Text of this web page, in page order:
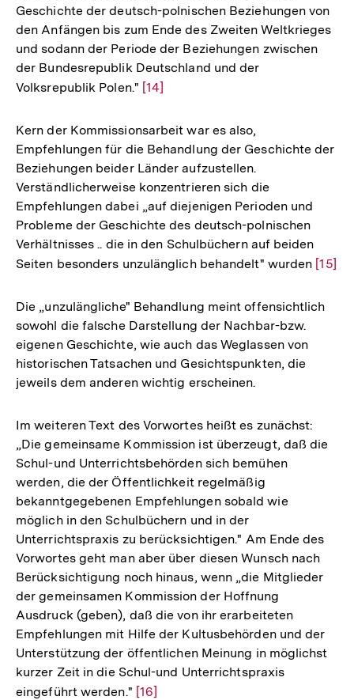
Geschichte der deutsch-polnischen Beziehungen von
den Anfängen bis zum Ende des Zweiten Weltkrieges
und sodann der Periode der Beziehungen zwischen
der Bundesrepublik Deutschland und der
Volksrepublik Polen." Zur
der
Fußnote
[14]
Kern der Kommissionsarbeit war es also,
Empfehlungen für die Behandlung der Geschichte der
Beziehungen beider Länder aufzustellen.
Verständlicherweise konzentrieren sich die
Empfehlungen dabei „auf diejenigen Perioden und
Probleme der Geschichte des deutsch-polnischen
Verhältnisses .. die in den Schulbüchern auf beiden
Seiten besonders unzulänglich behandelt" wurden Zur
der
[15]
Die „unzulängliche" Behandlung meint offensichtlich
sowohl die falsche Darstellung der Nachbar-bzw.
eigenen Geschichte, wie auch das Weglassen von
historischen Tatsachen und Gesichtspunkten, die
jeweils dem anderen wichtig erscheinen.
Im weiteren Text des Vorwortes heißt es zunächst:
„Die gemeinsame Kommission ist überzeugt, daß die
Schul-und Unterrichtsbehörden sich bemühen
werden, die der Öffentlichkeit regelmäßig
bekanntgegebenen Empfehlungen sobald wie
möglich in den Schulbüchern und in der
Unterrichtspraxis zu berücksichtigen." Am Ende des
Vorwortes geht man aber über diesen Wunsch nach
Berücksichtigung noch hinaus, wenn „die Mitglieder
der gemeinsamen Kommission der Hoffnung
Ausdruck (geben), daß die von ihr erarbeiteten
Empfehlungen mit Hilfe der Kultusbehörden und der
Unterstützung der öffentlichen Meinung in möglichst
kurzer Zeit in die Schul-und Unterrichtspraxis
eingeführt werden." Zur
[16]